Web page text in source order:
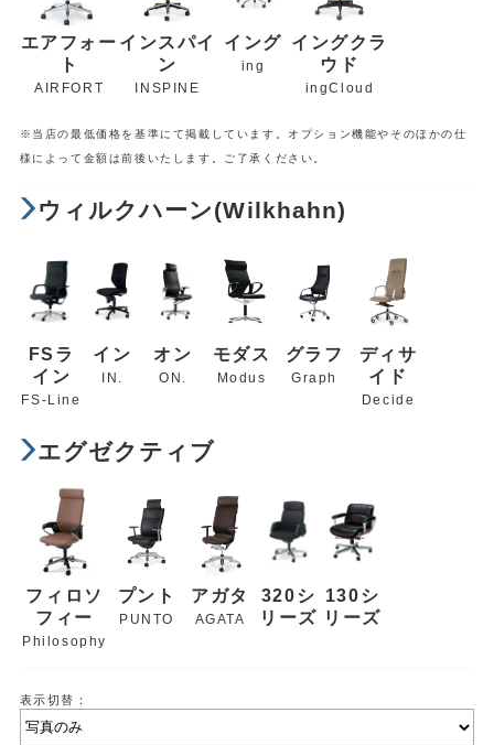
エアフォー
ト
AIRFORT
インスパイ
ン
INSPINE
イング
ing
イングクラ
ウド
ingCloud
※当店の最低価格を基準にて掲載しています。オプション機能やそのほかの仕
様によって金額は前後いたします。ご了承ください。
ウィルクハーン(Wilkhahn)
FSラ
イン
FS-Line
イン
IN.
オン
ON.
モダス
Modus
グラフ
Graph
ディサ
イド
Decide
エグゼクティブ
フィロソ
フィー
Philosophy
プント
PUNTO
アガタ
AGATA
320シ
リーズ
130シ
リーズ
表示切替：